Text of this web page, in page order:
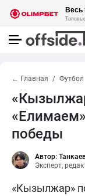
← Главная Футбол
победы
Автор:
Эксперт,
«Кызылжар»